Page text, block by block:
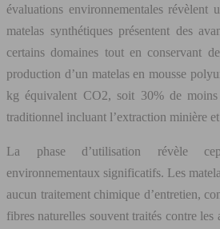
évaluations environnementales révèlent
matelas synthétiques présentent des
certains domaines tout en conservant
production d’un matelas en mousse
kg équivalent CO2, soit 30% de moins
traditionnel incluant l’extraction minière
La phase d’utilisation révèle
environnementaux significatifs. Les
aucun traitement chimique d’entretien,
fibres naturelles souvent traités contre les